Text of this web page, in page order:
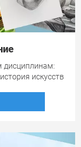
дисциплинам:
искусств